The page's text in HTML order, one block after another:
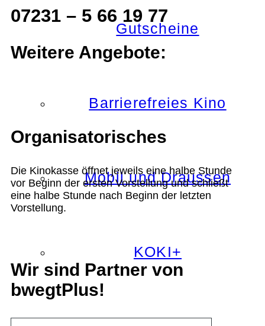
Gutscheine
Barrierefreies Kino
Mobil und Draussen
KOKI+
07231 – 5 66 19 77
Weitere Angebote:
Organisatorisches
Die Kinokasse öffnet jeweils eine halbe Stunde
vor Beginn der ersten Vorstellung und schließt
eine halbe Stunde nach Beginn der letzten
Vorstellung.
Wir sind Partner von
bwegtPlus!